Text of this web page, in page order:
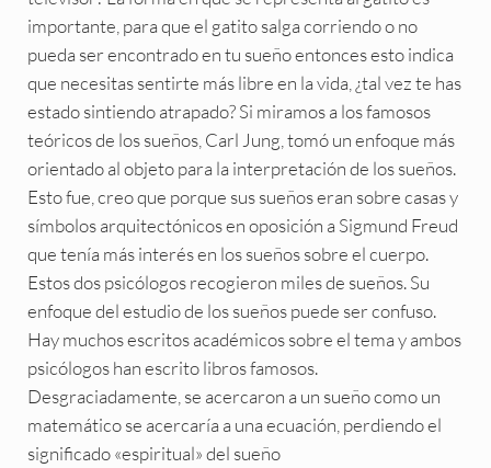
importante, para que el gatito salga corriendo o no
pueda ser encontrado en tu sueño entonces esto indica
que necesitas sentirte más libre en la vida, ¿tal vez te has
estado sintiendo atrapado? Si miramos a los famosos
teóricos de los sueños, Carl Jung, tomó un enfoque más
orientado al objeto para la interpretación de los sueños.
Esto fue, creo que porque sus sueños eran sobre casas y
símbolos arquitectónicos en oposición a Sigmund Freud
que tenía más interés en los sueños sobre el cuerpo.
Estos dos psicólogos recogieron miles de sueños. Su
enfoque del estudio de los sueños puede ser confuso.
Hay muchos escritos académicos sobre el tema y ambos
psicólogos han escrito libros famosos.
Desgraciadamente, se acercaron a un sueño como un
matemático se acercaría a una ecuación, perdiendo el
significado «espiritual» del sueño